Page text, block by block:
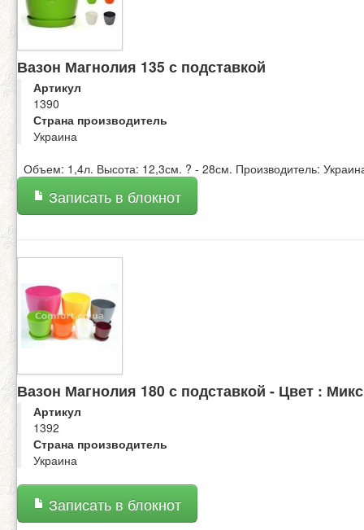
Вазон Магнолия 135 с подставкой
Артикул
1390
Страна производитель
Украина
Объем: 1,4л. Высота: 12,3см. ? - 28см. Производитель:
Записать в блокнот
Вазон Магнолия 180 с подставкой - Цвет : Микс
Артикул
1392
Страна производитель
Украина
Записать в блокнот